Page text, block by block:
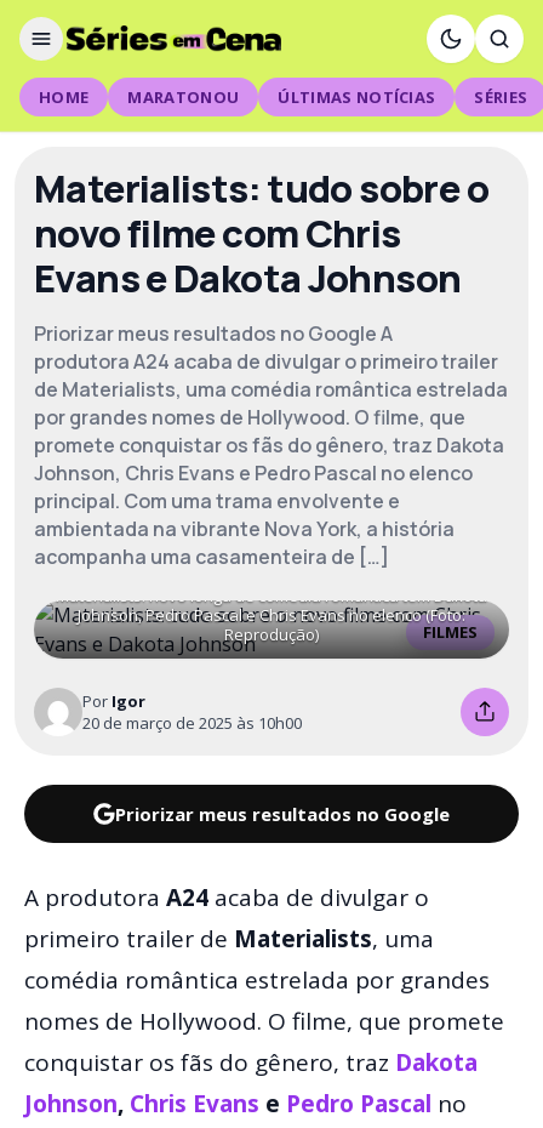
HOME MARATONOU ÚLTIMAS NOTÍCIAS SÉRIES
Materialists: tudo sobre o
novo filme com Chris
Evans e Dakota Johnson
Priorizar meus resultados no Google A
produtora A24 acaba de divulgar o primeiro trailer
de Materialists, uma comédia romântica estrelada
por grandes nomes de Hollywood. O filme, que
promete conquistar os fãs do gênero, traz Dakota
Johnson, Chris Evans e Pedro Pascal no elenco
principal. Com uma trama envolvente e
ambientada na vibrante Nova York, a história
acompanha uma casamenteira de […]
FILMES
Materialists: novo longa de comédia romântica tem Dakota
Johnson, Pedro Pascal e Chris Evans no elenco (Foto:
Reprodução)
Por Igor
20 de março de 2025 às 10h00
Priorizar meus resultados no Google
A produtora A24 acaba de divulgar o
primeiro trailer de Materialists, uma
comédia romântica estrelada por grandes
nomes de Hollywood. O filme, que promete
conquistar os fãs do gênero, traz Dakota
Johnson, Chris Evans e Pedro Pascal no